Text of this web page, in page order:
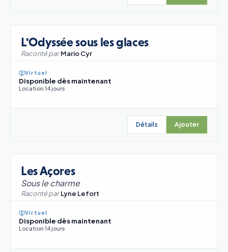
L'Odyssée sous les glaces
Raconté par Mario Cyr
Virtuel
Disponible dès maintenant
Location 14 jours
Détails Ajouter
Les Açores
Sous le charme
Raconté par Lyne Lefort
Virtuel
Disponible dès maintenant
Location 14 jours